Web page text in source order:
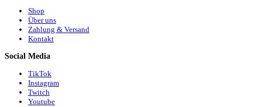
Shop
Über uns
Zahlung & Versand
Kontakt
Social Media
TikTok
Instagram
Twitch
Youtube